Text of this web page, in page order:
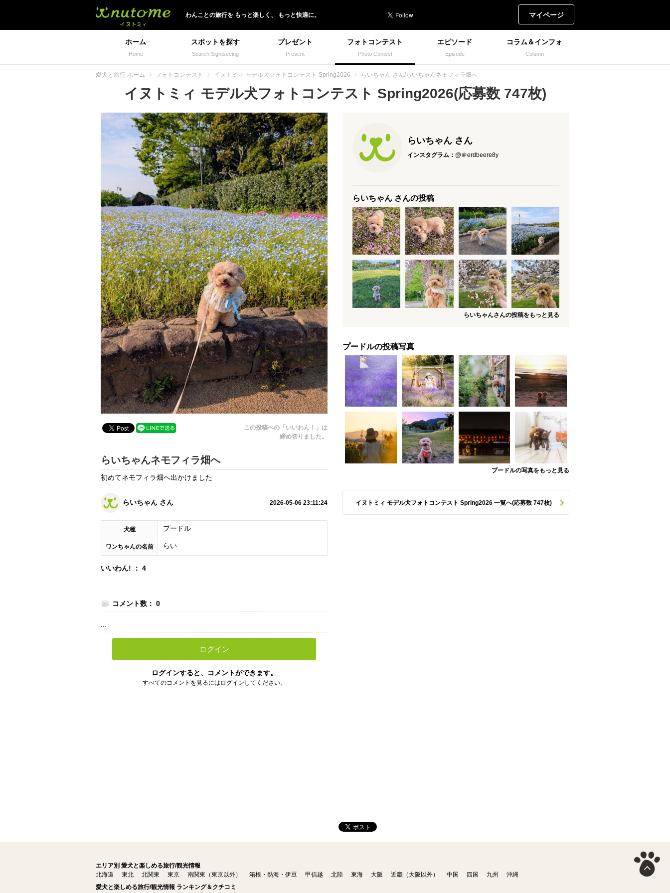
わんことの旅行を もっと楽しく、 もっと快適に。 マイページ
ホーム
Home
スポットを探す
Search Sightseeing
プレゼント
Present
フォトコンテスト
Photo Contest
エピソード
Episode
コラム＆インフォ
Column
愛犬と旅行 ホーム フォトコンテスト イヌトミィ モデル犬フォトコンテスト Spring2026 らいちゃん さん/らいちゃんネモフィラ畑へ
イヌトミィ モデル犬フォトコンテスト Spring2026(応募数 747枚)
この投稿への「いいわん！」は
締め切りました。
らいちゃんネモフィラ畑へ
初めてネモフィラ畑へ出かけました
らいちゃん さん 2026-05-06 23:11:24
犬種 プードル
ワンちゃんの名前 らい
いいわん! ： 4
コメント数： 0
...
ログイン
ログインすると、コメントができます。
すべてのコメントを見るにはログインしてください。
らいちゃん さん
インスタグラム： @＠erdbeere8y
らいちゃん さんの投稿
らいちゃんさんの投稿をもっと見る
プードルの投稿写真
プードルの写真をもっと見る
イヌトミィ モデル犬フォトコンテスト Spring2026 一覧へ(応募数 747枚)
エリア別 愛犬と楽しめる旅行/観光情報
北海道
東北 北関東 東京 南関東（東京以外） 箱根・熱海・伊豆 甲信越 北陸 東海 大阪 近畿（大阪以外） 中国 四国 九州
沖縄
愛犬と楽しめる旅行/観光情報 ランキング＆クチコミ